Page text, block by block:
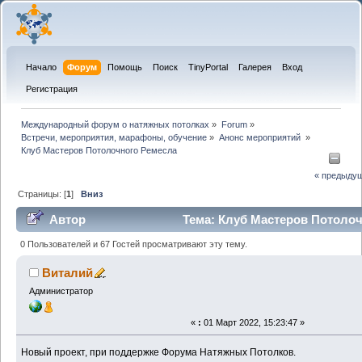
Начало Форум Помощь Поиск TinyPortal Галерея Вход
Регистрация
Международный форум о натяжных потолках » Forum»
Встречи, мероприятия, марафоны, обучение » Анонс мероприятий »
Клуб Мастеров Потолочного Ремесла
«
Страницы: [1]Вниз
Автор
Тема: Клуб Мастеров
(Прочитано 80125 раз)
0 Пользователей и 67 Гостей просматривают эту тему.
Виталий
Администратор
« : 01 Март 2022, 15:23:47 »
Новый проект, при поддержке Форума Натяжных Потолков.